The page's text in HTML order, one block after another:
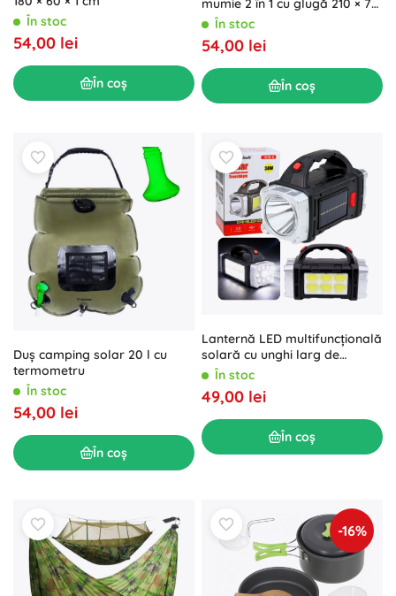
În stoc
54,00 lei
În coș
mumie 2 în 1 cu glugă 210 × 70
cm, albastru
În stoc
54,00 lei
În coș
Duș camping solar 20 l cu
termometru
În stoc
54,00 lei
În coș
Lanternă LED multifuncțională
solară cu unghi larg de
iluminare 38 W
În stoc
49,00 lei
În coș
-16%